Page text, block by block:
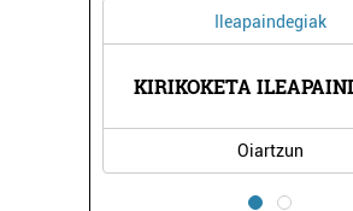
Ileapaindegiak
KIRIKOKETA
Oiartzun